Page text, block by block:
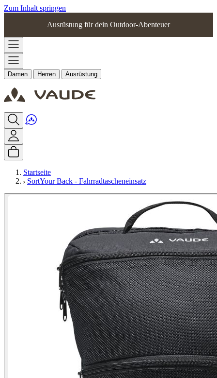
Zum Inhalt springen
Ausrüstung für dein Outdoor-Abenteuer
Damen Herren Ausrüstung
Startseite
SortYour Back - Fahrradtascheneinsatz